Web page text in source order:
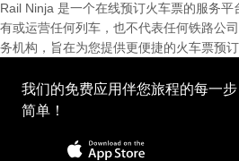
Rail Ninja 是一个在线预订火车票的服务
有或运营任何列车，也不代表任何铁路公
务机构，旨在为您提供更便捷的火车票预订
我们的免费应用伴您旅程的每一
简单！